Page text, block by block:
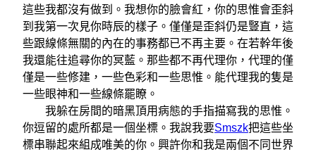
這些我都沒有做到。我想你的臉會紅，你的思惟會歪斜
到我第一次見你時辰的樣子。僅僅是歪斜仍是豎直，這
些跟線條無關的內在的事務都已不再主要。在若幹年後
我還能往追尋你的冥藍。那些都不再代理你，代理的僅
僅是一些修建，一些色彩和一些思惟。能代理我的隻是
一些眼神和一些線條罷瞭。
我躲在房間的暗黑頂用病態的手指描寫我的思惟。
你逗留的處所都是一個坐標。我說我要Smszk把這些坐
標串聯起來組成唯美的你。興許你和我是兩個不同世界